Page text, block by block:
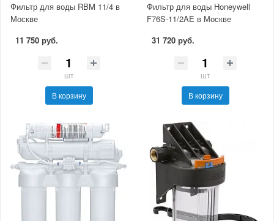
Фильтр для воды RBM 11/4 в
Москве
11 750 руб.
шт
В корзину
Фильтр для воды Honeywell
F76S-11/2AE в Москве
31 720 руб.
шт
В корзину